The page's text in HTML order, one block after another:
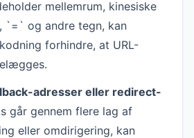
mellemrum, kinesiske
`=` og andre tegn, kan
forhindre, at URL-
adresser eller redirect-
går gennem flere lag af
eller omdirigering, kan